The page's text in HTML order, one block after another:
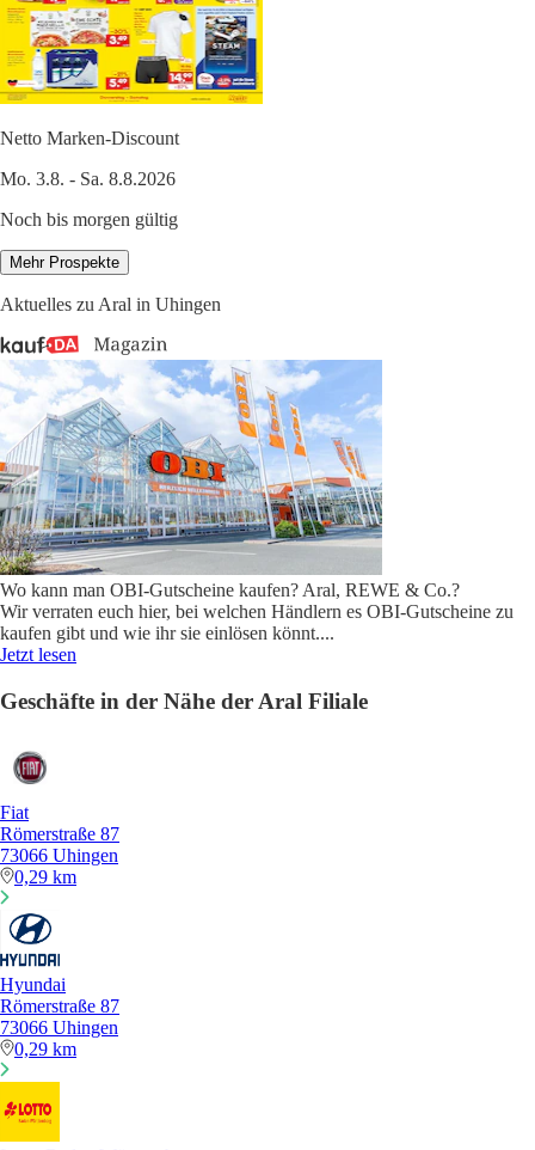
Netto Marken-Discount
Mo. 3.8. - Sa. 8.8.2026
Noch bis morgen gültig
Mehr Prospekte
Aktuelles zu Aral in Uhingen
Wo kann man OBI-Gutscheine kaufen? Aral, REWE & Co.?
Wir verraten euch hier, bei welchen Händlern es OBI-Gutscheine zu
kaufen gibt und wie ihr sie einlösen könnt....
Jetzt lesen
Geschäfte in der Nähe der Aral Filiale
Fiat
Römerstraße 87
73066 Uhingen
0,29 km
Hyundai
Römerstraße 87
73066 Uhingen
0,29 km